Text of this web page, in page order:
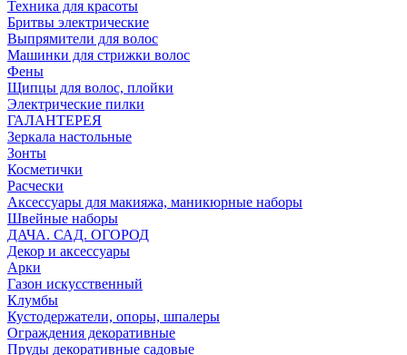
Техника для красоты
Бритвы электрические
Выпрямители для волос
Машинки для стрижки волос
Фены
Щипцы для волос, плойки
Электрические пилки
ГАЛАНТЕРЕЯ
Зеркала настольные
Зонты
Косметички
Расчески
Аксессуары для макияжа, маникюрные наборы
Швейные наборы
ДАЧА. САД. ОГОРОД
Декор и аксессуары
Арки
Газон искусственный
Клумбы
Кустодержатели, опоры, шпалеры
Ограждения декоративные
Пруды декоративные садовые